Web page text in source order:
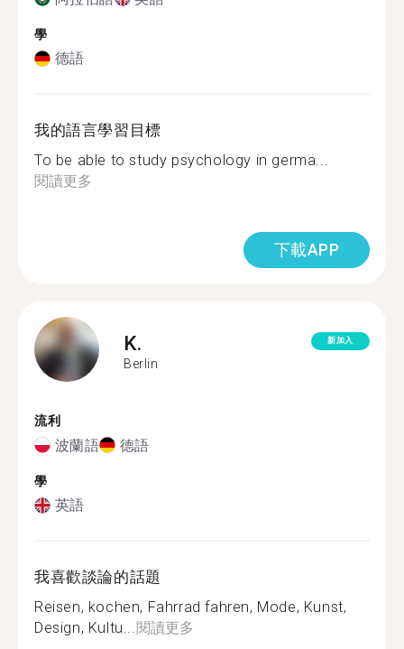
學
德語
我的語言學習目標
To be able to study psychology in germa...
閱讀更多
下載APP
K.
Berlin
新加入
流利
波蘭語 德語
學
英語
我喜歡談論的話題
Reisen, kochen, Fahrrad fahren, Mode, Kunst,
Design, Kultu...閱讀更多